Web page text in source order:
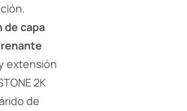
de capa
extensión
2K
de